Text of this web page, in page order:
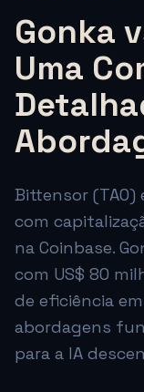
Gonka
Uma
Bittensor
com
na Coinbase.
com US$ 80
de eficiência
abordagens
para a IA